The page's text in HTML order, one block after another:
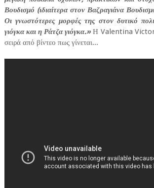
Βουδισμό (ιδιαίτερα στον Βαζραγιάνα
Οι γνωστότερες μορφές της στον δυτικό
γιόγκα και η Ράτζα γιόγκα.» Η Valentina
σειρά από βίντεο πως γίνεται...